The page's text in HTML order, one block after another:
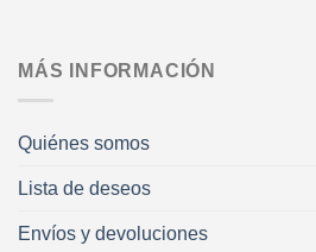
MÁS INFORMACIÓN
Quiénes somos
Lista de deseos
Envíos y devoluciones